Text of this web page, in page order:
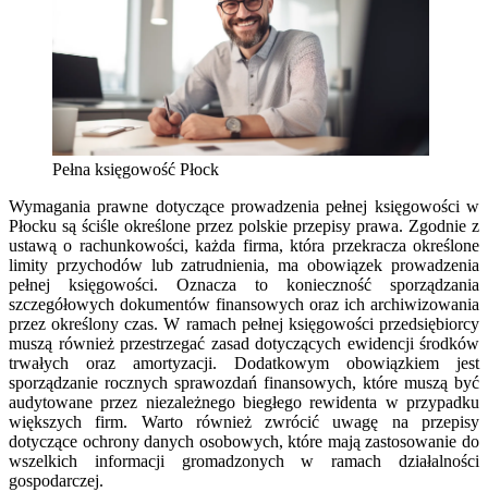
Pełna księgowość Płock
Wymagania prawne dotyczące prowadzenia pełnej księgowości w
Płocku są ściśle określone przez polskie przepisy prawa. Zgodnie z
ustawą o rachunkowości, każda firma, która przekracza określone
limity przychodów lub zatrudnienia, ma obowiązek prowadzenia
pełnej księgowości. Oznacza to konieczność sporządzania
szczegółowych dokumentów finansowych oraz ich archiwizowania
przez określony czas. W ramach pełnej księgowości przedsiębiorcy
muszą również przestrzegać zasad dotyczących ewidencji środków
trwałych oraz amortyzacji. Dodatkowym obowiązkiem jest
sporządzanie rocznych sprawozdań finansowych, które muszą być
audytowane przez niezależnego biegłego rewidenta w przypadku
większych firm. Warto również zwrócić uwagę na przepisy
dotyczące ochrony danych osobowych, które mają zastosowanie do
wszelkich informacji gromadzonych w ramach działalności
gospodarczej.